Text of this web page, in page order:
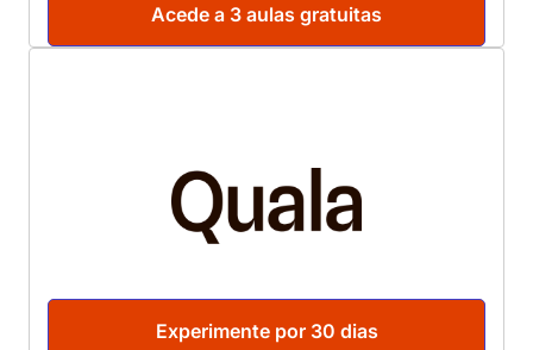
Acede a 3 aulas gratuitas
Experimente por 30 dias